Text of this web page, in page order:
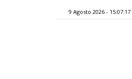
9 Agosto 2026 - 15:07:17